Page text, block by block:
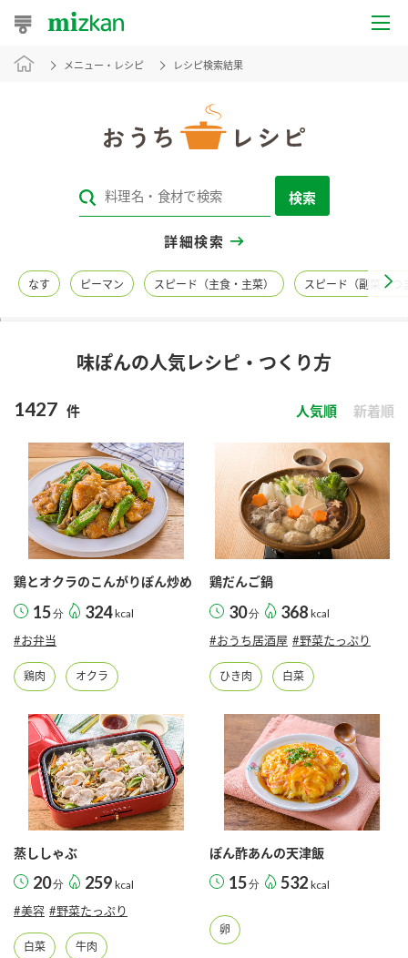
おうちレシピ
レシピカテゴリ一覧
レシピ名特集
商品情報
商品カテゴリ
酢 調味酢
お酢ドリンク ぽん酢
スープ 中華
レモン果汁
ふりかけ
新商品一覧
キャンペーン情報
ブランド・スペシャルサイト
ブランド・スペシャルサイト トップ
くらしプラ酢
カンタン酢
お酢ドリンク
味ぽん
ぽん酢
かおりの蔵
つゆ
鍋なび
納豆のサイト
国内事業概要
ミツカングループについて
企業理念
ミツカンを知る
環境への取り組み
水の文化センター（アーカイブ）
採用情報
ニュースリリース
お客様相談センター
メニュー・レシピ レシピ検索結果
検索
詳細検索
なす ピーマン スピード（主食・主菜） スピード（副菜・つ
味ぽんの人気レシピ・つくり方
1427 件 人気順 新着順
鶏とオクラのこんがりぽん炒め
15分 324 kcal
#お弁当
鶏肉 オクラ
鶏だんご鍋
30分 368 kcal
#おうち居酒屋 #野菜たっぷり
ひき肉 白菜
蒸ししゃぶ
20分 259 kcal
#美容 #野菜たっぷり
白菜 牛肉
ぽん酢あんの天津飯
15分 532 kcal
卵